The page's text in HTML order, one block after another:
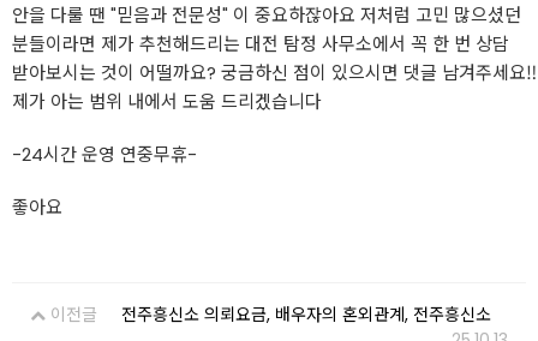
안을 다룰 땐 "믿음과 전문성" 이 중요하잖아요 저처럼 고민 많으셨던
분들이라면 제가 추천해드리는 대전 탐정 사무소에서 꼭 한 번 상담
받아보시는 것이 어떨까요? 궁금하신 점이 있으시면 댓글 남겨주세요‼
제가 아는 범위 내에서 도움 드리겠습니다
-24시간 운영 연중무휴-
좋아요
이전글
전주흥신소 의뢰요금, 배우자의 혼외관계, 전주흥신소